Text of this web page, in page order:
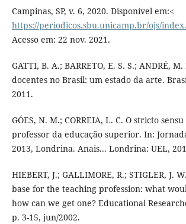
Campinas, SP, v. 6, 2020. Disponível em:<
https://periodicos.sbu.unicamp.br/ojs/
Acesso em: 22 nov. 2021.
GATTI, B. A.; BARRETO, E. S. S.; ANDRÉ,
docentes no Brasil: um estado da arte.
2011.
GÓES, N. M.; CORREIA, L. C. O stricto
professor da educação superior. In:
2013, Londrina. Anais... Londrina: UEL,
HIEBERT, J.; GALLIMORE, R.; STIGLER, J.
base for the teaching profession: what
how can we get one? Educational
p. 3-15, jun/2002.